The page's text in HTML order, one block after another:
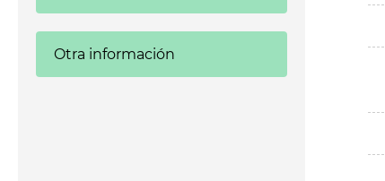
Otra información